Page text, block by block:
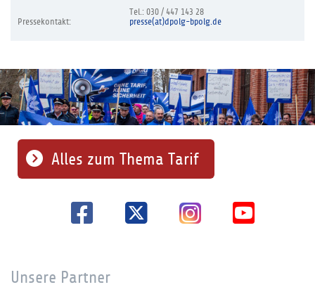
Pressekontakt:
Tel.: 030 / 447 143 28
presse(at)dpolg-bpolg.de
Alles zum Thema Tarif
Unsere Partner